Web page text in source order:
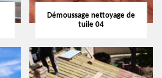
Démoussage nettoyage de
tuile 04